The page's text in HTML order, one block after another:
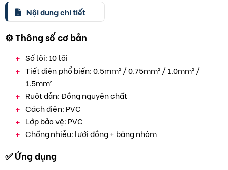
Nội dung chi tiết
⚙️ Thông số cơ bản
Số lõi: 10 lõi
Tiết diện phổ biến: 0.5mm² / 0.75mm² / 1.0mm² /
1.5mm²
Ruột dẫn: Đồng nguyên chất
Cách điện: PVC
Lớp bảo vệ: PVC
Chống nhiễu: lưới đồng + băng nhôm
✅ Ứng dụng